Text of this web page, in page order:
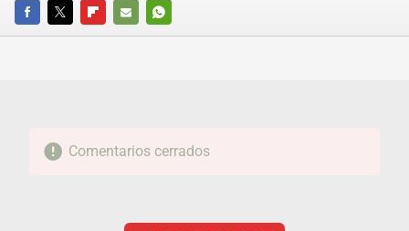
FACEBOOKTWITTERFLIPBOARD
E-
WHATSAPP
Comentarios cerrados